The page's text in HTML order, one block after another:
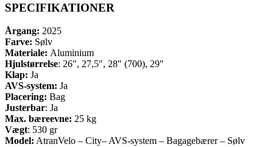
SPECIFIKATIONER
Årgang: 2025
Farve: Sølv
Materiale: Aluminium
Hjulstørrelse: 26″, 27,5″, 28″ (700), 29″
Klap: Ja
AVS-system: Ja
Placering: Bag
Justerbar: Ja
Max. bæreevne: 25 kg
Vægt: 530 gr
Model: AtranVelo – City– AVS-system – Bagagebærer – Sølv